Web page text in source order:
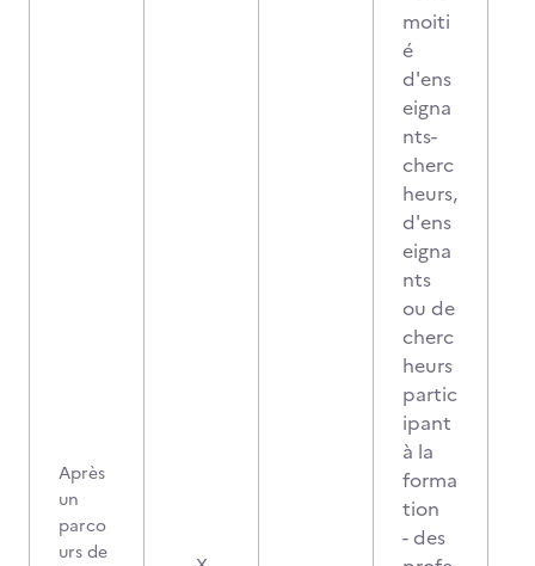
Après
un
parco
urs de
moiti
é
d'ens
eigna
nts-
cherc
heurs,
d'ens
eigna
nts
ou de
cherc
heurs
partic
ipant
à la
forma
tion
- des